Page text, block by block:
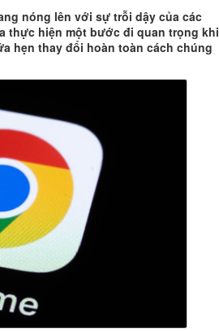
nóng lên với sự trỗi dậy của các
thực hiện một bước đi quan trọng khi
hẹn thay đổi hoàn toàn cách chúng